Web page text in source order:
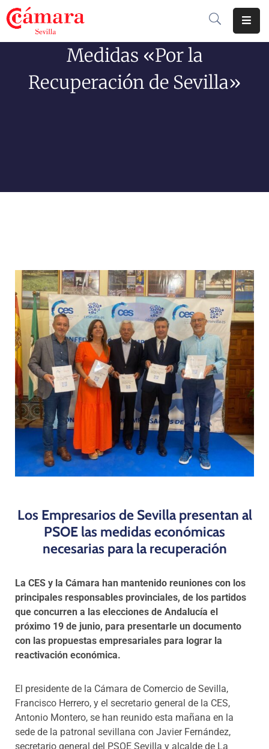
Comercio
Programas
Medidas «Por la
Recuperación de Sevilla»
Los Empresarios de Sevilla presentan al
PSOE las medidas económicas
necesarias para la recuperación
La CES y la Cámara han mantenido reuniones con los
principales responsables provinciales, de los partidos
que concurren a las elecciones de Andalucía el
próximo 19 de junio, para presentarle un documento
con las propuestas empresariales para lograr la
reactivación económica.
El presidente de la Cámara de Comercio de Sevilla,
Francisco Herrero, y el secretario general de la CES,
Antonio Montero, se han reunido esta mañana en la
sede de la patronal sevillana con Javier Fernández,
secretario general del PSOE Sevilla y alcalde de La